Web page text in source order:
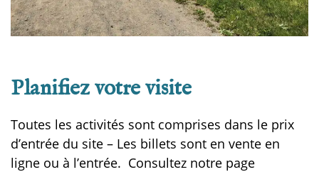
Planifiez votre visite
Toutes les activités sont comprises dans le prix
d’entrée du site – Les billets sont en vente en
ligne ou à l’entrée. Consultez notre page